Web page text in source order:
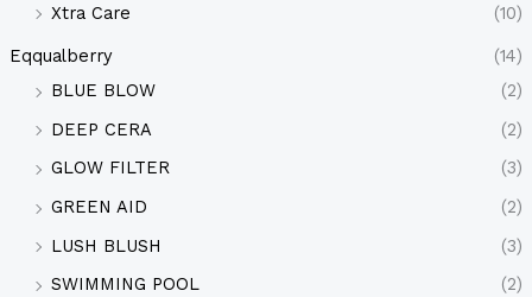
Xtra Care
(10)
Eqqualberry
(14)
BLUE BLOW
(2)
DEEP CERA
(2)
GLOW FILTER
(3)
GREEN AID
(2)
LUSH BLUSH
(3)
SWIMMING POOL
(2)